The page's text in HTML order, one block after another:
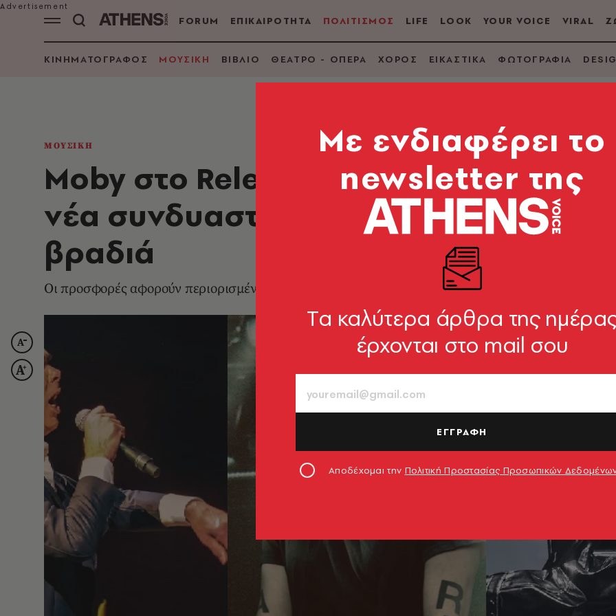
FORUM ΕΠΙΚΑΙΡΟΤΗΤΑ ΠΟΛΙΤΙΣΜΟΣ LIFE LOOK YOUR VOICE VIRAL
ΚΙΝΗΜΑΤΟΓΡΑΦΟΣ ΜΟΥΣΙΚΗ ΒΙΒΛΙΟ ΘΕΑΤΡΟ - ΟΠΕΡΑ ΧΟΡΟΣ ΕΙΚΑΣΤΙΚΑ ΦΩΤΟΓΡΑΦΙΑ
ΜΟΥΣΙΚΗ
Moby στο Release Athens 2026:
νέα συνδυαστικά εισιτήρια για τη
βραδιά
Οι προσφορές αφορούν περιορισμένο αριθμό εισιτηρίων και διατίθενται μέσω της πλατφόρμας
Mε ενδιαφέρει το
newsletter της
Tα καλύτερα άρθρα της
έρχονται στο mail σου
ΕΓΓΡΑΦΗ
Αποδέχομαι την Πολιτική Προστασίας Προσωπικών